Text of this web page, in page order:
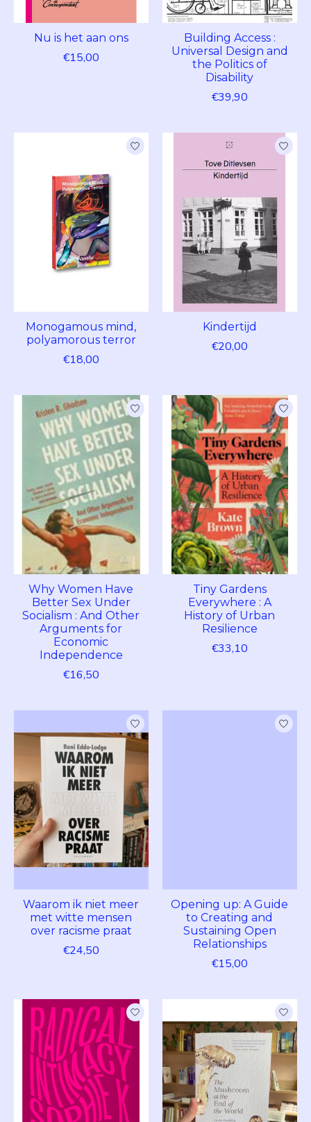
Nu is het aan ons
€15,00
Building Access :
Universal Design and
the Politics of
Disability
€39,90
Monogamous mind,
polyamorous terror
€18,00
Kindertijd
€20,00
Why Women Have
Better Sex Under
Socialism : And Other
Arguments for
Economic
Independence
€16,50
Tiny Gardens
Everywhere : A
History of Urban
Resilience
€33,10
Waarom ik niet meer
met witte mensen
over racisme praat
€24,50
Opening up: A Guide
to Creating and
Sustaining Open
Relationships
€15,00